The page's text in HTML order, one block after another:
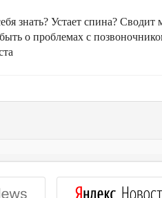
знать? Устает спина?
о проблемах с